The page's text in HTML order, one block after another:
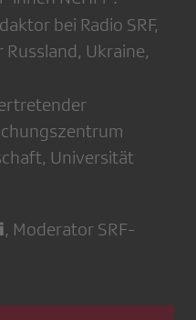
bei Radio SRF,
Ukraine,
Universität
, Moderator SRF-